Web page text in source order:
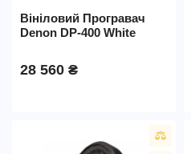
Вініловий Програвач
Denon DP-400 White
28 560 ₴